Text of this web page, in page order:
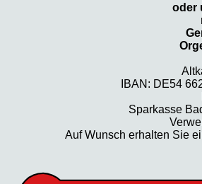
oder
IBAN: DE54
Sparkasse
Auf Wunsch erhalten Sie